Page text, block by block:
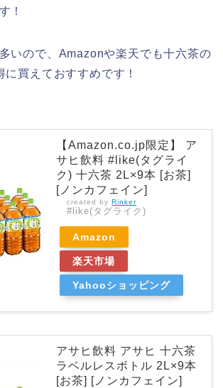
！
いので、Amazonや楽天でも十六茶の
買えておすすめです！
【Amazon.co.jp限定】 ア
サヒ飲料 #like(タグライ
ク) 十六茶 2L×9本 [お茶]
[ノンカフェイン]
created by Rinker
#like(タグライク)
Amazon
楽天市場
Yahooショッピング
アサヒ飲料 アサヒ 十六茶
ラベルレスボトル 2L×9本
[お茶] [ノンカフェイン]